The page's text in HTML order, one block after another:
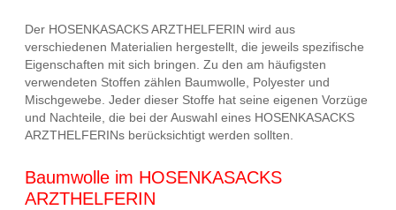
Der HOSENKASACKS ARZTHELFERIN wird aus
verschiedenen Materialien hergestellt, die jeweils spezifische
Eigenschaften mit sich bringen. Zu den am häufigsten
verwendeten Stoffen zählen Baumwolle, Polyester und
Mischgewebe. Jeder dieser Stoffe hat seine eigenen Vorzüge
und Nachteile, die bei der Auswahl eines HOSENKASACKS
ARZTHELFERINs berücksichtigt werden sollten.
Baumwolle im HOSENKASACKS
ARZTHELFERIN